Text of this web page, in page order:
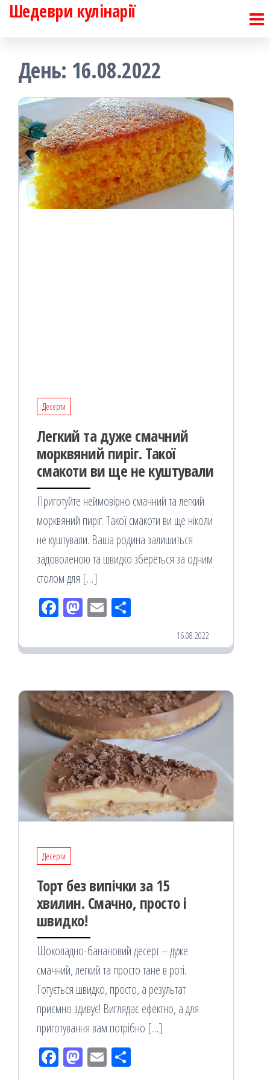
Перейти
Шедеври кулінарії
День: 16.08.2022
Десерти
Легкий та дуже смачний
морквяний пиріг. Такої
смакоти ви ще не куштували
Приготуйте неймовірно смачний та легкий
морквяний пиріг. Такої смакоти ви ще ніколи
не куштували. Ваша родина залишиться
задоволеною та швидко збереться за одним
столом для […]
Fac
oo
M
od
Em
ит
я
16.08.2022
Десерти
Торт без випічки за 15
хвилин. Смачно, просто і
швидко!
Шоколадно-банановий десерт – дуже
смачний, легкий та просто тане в роті.
Готується швидко, просто, а результат
приємно здивує! Виглядає ефектно, а для
приготування вам потрібно […]
Fac M Em